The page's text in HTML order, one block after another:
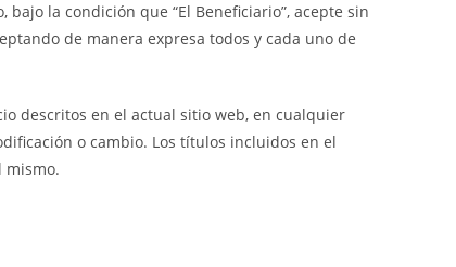
la condición que “El Beneficiario”, acepte sin
de manera expresa todos y cada uno de
descritos en el actual sitio web, en cualquier
o cambio. Los títulos incluidos en el
mismo.